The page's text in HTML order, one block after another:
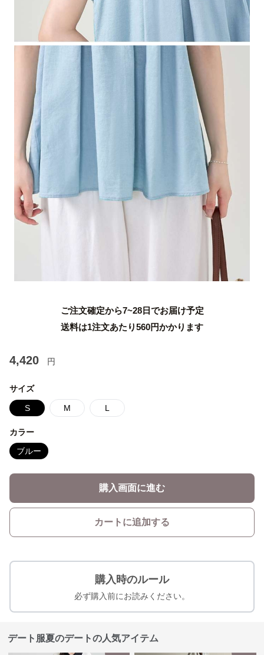
ご注文確定から7~28日でお届け予定
送料は1注文あたり560円かかります
4,420 円
サイズ
S M L
カラー
ブルー
購入画面に進む
カートに追加する
購入時のルール
必ず購入前にお読みください。
デート服夏のデートの人気アイテム